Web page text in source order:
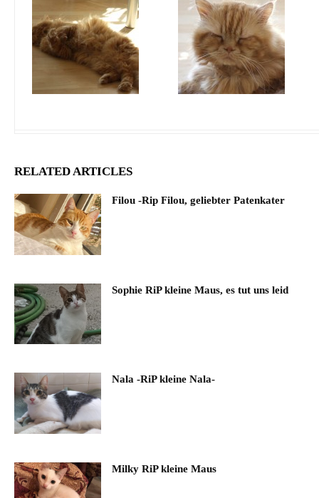
RELATED ARTICLES
Filou -Rip Filou, geliebter Patenkater
Sophie RiP kleine Maus, es tut uns leid
Nala -RiP kleine Nala-
Milky RiP kleine Maus